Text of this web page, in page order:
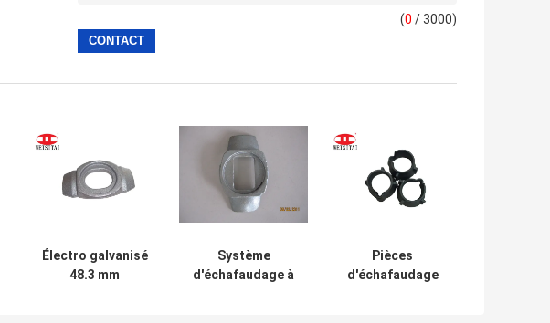
(0 / 3000)
Électro galvanisé
48.3 mm
Système
d'échafaudage à
Pièces
d'échafaudage